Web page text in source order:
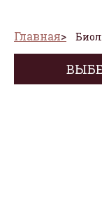
Главная